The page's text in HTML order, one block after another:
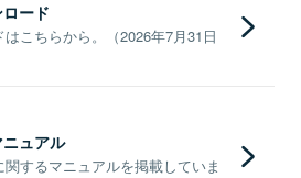
ード
こちらから。（2026年7月31日
ュアル
するマニュアルを掲載していま